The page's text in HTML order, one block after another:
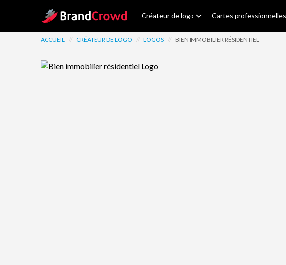
Site Logo Créateur de logo Cartes professionnelles
ACCUEIL // CRÉATEUR DE LOGO // LOGOS // BIEN IMMOBILIER RÉSIDENTIEL